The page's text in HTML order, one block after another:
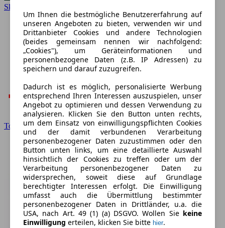
Skoda
Toyota
Um Ihnen die bestmögliche Benutzererfahrung auf
unseren Angeboten zu bieten, verwenden wir und
Drittanbieter Cookies und andere Technologien
(beides gemeinsam nennen wir nachfolgend:
„Cookies"), um Geräteinformationen und
personenbezogene Daten (z.B. IP Adressen) zu
speichern und darauf zuzugreifen.
Dadurch ist es möglich, personalisierte Werbung
entsprechend Ihren Interessen auszuspielen, unser
Angebot zu optimieren und dessen Verwendung zu
analysieren. Klicken Sie den Button unten rechts,
um dem Einsatz von einwilligungspflichten Cookies
und der damit verbundenen Verarbeitung
personenbezogener Daten zuzustimmen oder den
Button unten links, um eine detaillierte Auswahl
hinsichtlich der Cookies zu treffen oder um der
Verarbeitung personenbezogener Daten zu
widersprechen, soweit diese auf Grundlage
berechtigter Interessen erfolgt. Die Einwilligung
umfasst auch die Übermittlung bestimmter
personenbezogener Daten in Drittländer, u.a. die
USA, nach Art. 49 (1) (a) DSGVO. Wollen Sie keine
Einwilligung erteilen, klicken Sie bitte hier.